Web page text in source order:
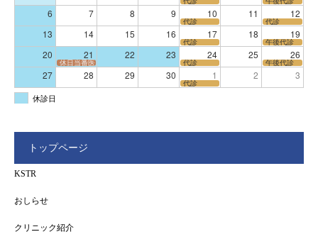
6 7 8 9 10 11 12
代診 代診
13 14 15 16 17 18 19
代診 午後代診
20 21 22 23 24 25 26
休日当番医 代診 午後代診
27 28 29 30 1 2 3
代診
休診日
トップページ
KSTR
おしらせ
クリニック紹介